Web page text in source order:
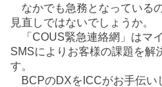
なかでも急務となっている
見直しではないでしょうか。
「COUS緊急連絡網」はマ
SMSによりお客様の課題を解
す。
BCPのDXをICCがお手伝い